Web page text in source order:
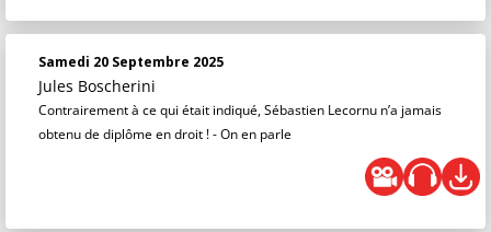
Samedi 20 Septembre 2025
Jules Boscherini
Contrairement à ce qui était indiqué, Sébastien Lecornu n’a jamais
obtenu de diplôme en droit ! - On en parle